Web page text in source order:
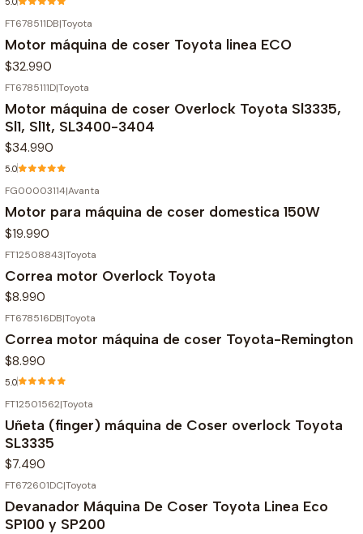
FT678511DB|Toyota
Motor máquina de coser Toyota linea ECO
$32.990
FT6785111D|Toyota
Motor máquina de coser Overlock Toyota Sl3335,
Sl1, Sl1t, SL3400-3404
$34.990
5.0
Agotado
FG00003114|Avanta
Motor para máquina de coser domestica 150W
$19.990
FT12508843|Toyota
Correa motor Overlock Toyota
$8.990
Agotado
FT678516DB|Toyota
Correa motor máquina de coser Toyota-Remington
$8.990
5.0
Agotado
FT12501562|Toyota
Uñeta (finger) máquina de Coser overlock Toyota
SL3335
$7.490
Agotado
FT672601DC|Toyota
Devanador Máquina De Coser Toyota Linea Eco
SP100 y SP200